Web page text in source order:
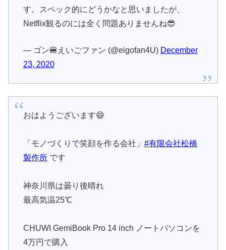
す。スペック的にどうかなと思いましたが、
Netflix観るのには全く問題ありませんね😎
— ゴン🍔えいごファン (@eigofan4U) December
23, 2020
おはようございます😄
「モノづくりで笑顔を作る会社」 #有限会社松橋
製作所です
神奈川県は曇り後晴れ
最高気温25℃
CHUWI GemiBook Pro 14 inch ノートパソコンを
4万円で購入